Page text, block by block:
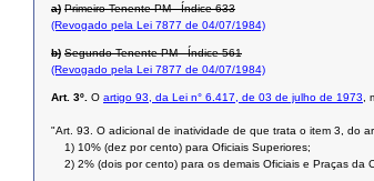
a) Primeiro Tenente PM - Índice 633
(Revogado pela Lei 7877 de 04/07/1984)
b) Segundo Tenente PM - Índice 561
(Revogado pela Lei 7877 de 04/07/1984)
Art. 3º. O artigo 93, da Lei n° 6.417, de 03 de julho de 1973 ,
"Art. 93. O adicional de inatividade de que trata o item 3, do
1) 10% (dez por cento) para Oficiais Superiores;
2) 2% (dois por cento) para os demais Oficiais e Praças da